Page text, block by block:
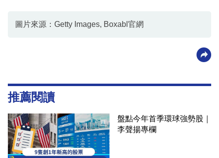
圖片來源：Getty Images, Boxabl官網
推薦閱讀
盤點今年首季環球強勢股｜
李聲揚專欄